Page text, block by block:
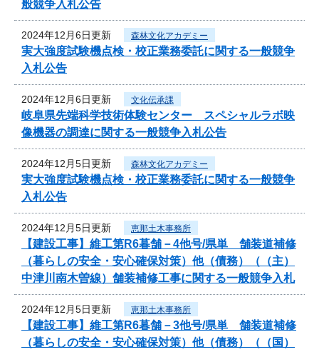
般競争入札公告
2024年12月6日更新 森林文化アカデミー
実大強度試験機点検・校正業務委託に関する一般競争
入札公告
2024年12月6日更新 文化伝承課
岐阜県先端科学技術体験センター スペシャルラボ映
像機器の調達に関する一般競争入札公告
2024年12月5日更新 森林文化アカデミー
実大強度試験機点検・校正業務委託に関する一般競争
入札公告
2024年12月5日更新 恵那土木事務所
【建設工事】維工第R6暮舗－4他号/県単 舗装道補修
（暮らしの安全・安心確保対策）他（債務）（（主）
中津川南木曽線）舗装補修工事に関する一般競争入札
2024年12月5日更新 恵那土木事務所
【建設工事】維工第R6暮舗－3他号/県単 舗装道補修
（暮らしの安全・安心確保対策）他（債務）（（国）